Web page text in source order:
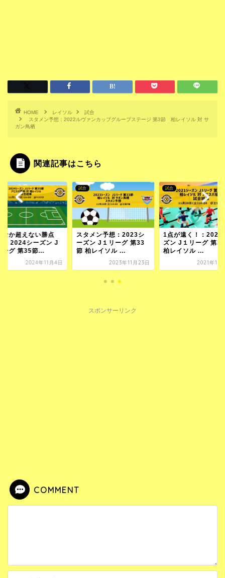
HOME レイソル
試合
スタメン予想：2022ルヴァンカップグループステージ 第3節 柏レイソル 対 サ
ガン鳥栖
関連記事はこちら
なか超えない勝点
：2024シーズン J
ーグ 第35節...
2024年11月4日
試合
スタメン予想：2023シ
ーズン J１リーグ 第33
節 柏レイソル ...
2023年11月23日
試合
1点が遠く！：2021
ズン J１リーグ 第
柏レイソル ...
2021年11
スポンサーリンク
COMMENT